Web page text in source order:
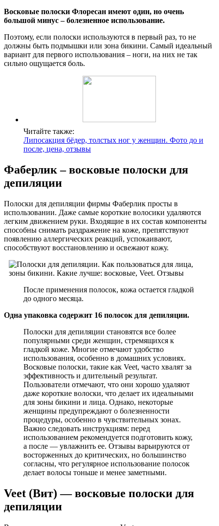
Восковые полоски Флоресан имеют один, но очень
большой минус – болезненное использование.
Поэтому, если полоски используются в первый раз, то не
должны быть подмышки или зона бикини. Самый идеальный
вариант для первого использования – ноги, на них не так
сильно ощущается боль.
Читайте также:
Липосакция бёдер, толстых ног у женщин. Фото до и
после, цена, отзывы
Фаберлик – восковые полоски для
депиляции
Полоски для депиляции фирмы Фаберлик просты в
использовании. Даже самые короткие волосики удаляются
легким движением руки. Входящие в их состав компоненты
способны снимать раздражение на коже, препятствуют
появлению аллергических реакций, успокаивают,
способствуют восстановлению и освежают кожу.
После применения полосок, кожа остается гладкой
до одного месяца.
Одна упаковка содержит 16 полосок для депиляции.
Полоски для депиляции становятся все более
популярными среди женщин, стремящихся к
гладкой коже. Многие отмечают удобство
использования, особенно в домашних условиях.
Восковые полоски, такие как Veet, часто хвалят за
эффективность и длительный результат.
Пользователи отмечают, что они хорошо удаляют
даже короткие волоски, что делает их идеальными
для зоны бикини и лица. Однако, некоторые
женщины предупреждают о болезненности
процедуры, особенно в чувствительных зонах.
Важно следовать инструкциям: перед
использованием рекомендуется подготовить кожу,
а после — увлажнить ее. Отзывы варьируются от
восторженных до критических, но большинство
согласны, что регулярное использование полосок
делает волосы тоньше и менее заметными.
Veet (Вит) — восковые полоски для
депиляции